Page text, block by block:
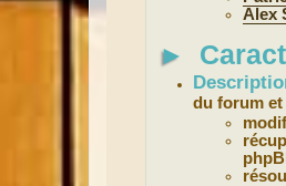
Alex
►
du forum